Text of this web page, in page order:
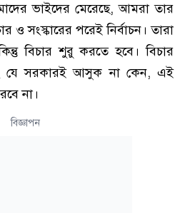
ভাইদের মেরেছে, আমরা তার
ও সংস্কারের পরেই নির্বাচন। তারা
বিচার শুরু করতে হবে। বিচার
যে সরকারই আসুক না কেন, এই
না।
বিজ্ঞাপন